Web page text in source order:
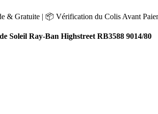
& Gratuite | 📦 Vérification du Colis Avant
Soleil Ray-Ban Highstreet RB3588 9014/80